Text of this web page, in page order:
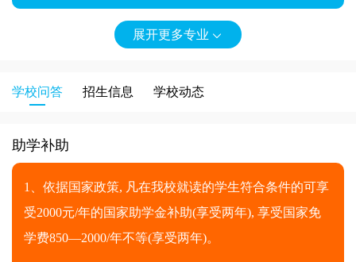
展开更多专业 
学校问答 招生信息 学校动态
助学补助
1、依据国家政策, 凡在我校就读的学生符合条件的可享
受2000元/年的国家助学金补助(享受两年), 享受国家免
学费850—2000/年不等(享受两年)。